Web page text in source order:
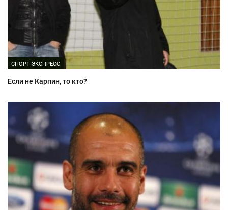
СПОРТ-ЭКСПРЕСС
Если не Карпин, то кто?